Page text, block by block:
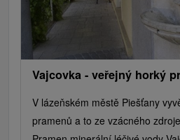
Golfové ihriská
Motokárové dráhy
Vínne cesty
Vajcovka - veřejný horký
V lázeňském městě Piešťany
pramenů a to ze vzácného